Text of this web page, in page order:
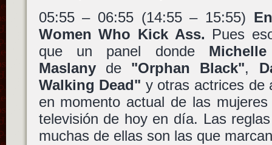
05:55 – 06:55 (14:55 – 15:55)
Women Who Kick Ass. Pues
que un panel donde
Maslanyde "Orphan Black",
Walking Dead" y otras actrices de
en momento actual de las
televisión de hoy en día. Las
muchas de ellas son las que